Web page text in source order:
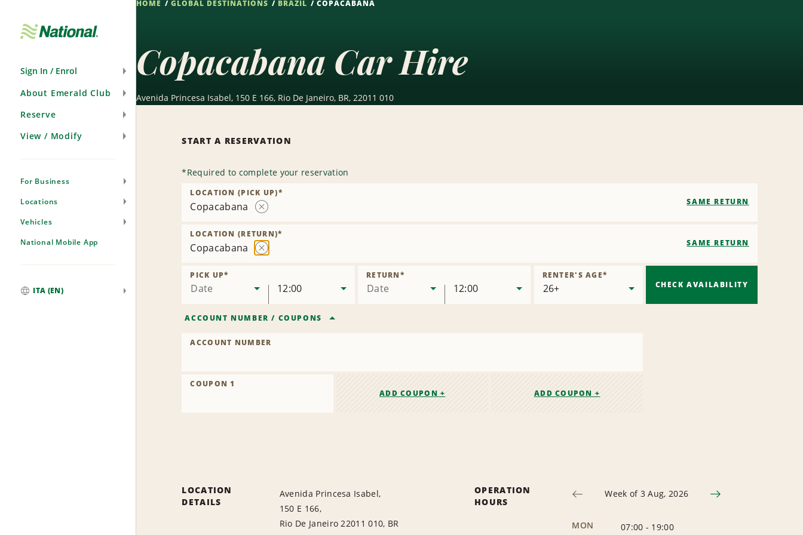
Sign In / Enrol
About Emerald Club
Reserve
View / Modify
For Business
Locations
Vehicles
National Mobile App
ITA (EN)
HOME GLOBAL DESTINATIONS BRAZIL COPACABANA
Copacabana Car Hire
Avenida Princesa Isabel, 150 E 166, Rio De Janeiro, BR, 22011 010
START A RESERVATION
*Required to complete your reservation
Copacabana
Location
LOCATION (PICK UP)*
SAME RETURN
Copacabana
LOCATION (RETURN)*
SAME RETURN
Date
PICK UP*
12:00 Date
RETURN*
12:00
RENTER'S AGE*
ACCOUNT NUMBER / COUPONS
ACCOUNT NUMBER
COUPON 1
ADD COUPON +
ADD COUPON +
CHECK AVAILABILITY
LOCATION
DETAILS
Avenida Princesa Isabel,
150 E 166,
Rio De Janeiro 22011 010, BR
OPERATION
HOURS
Week of 3 Aug, 2026
MON 07:00 - 19:00